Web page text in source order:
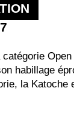
habillage
la Katoche